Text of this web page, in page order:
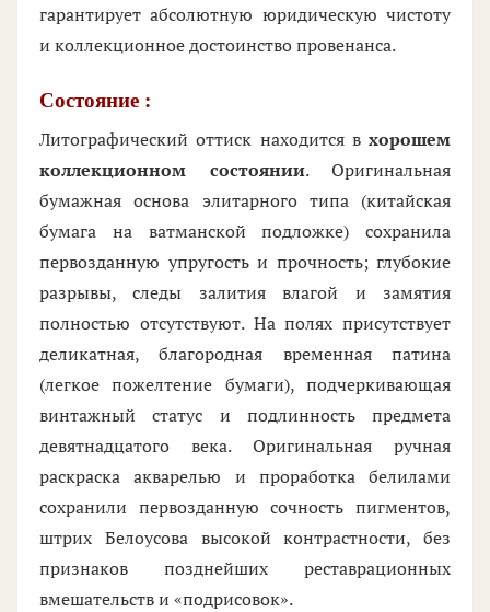
гарантирует абсолютную юридическую чистоту
и коллекционное достоинство провенанса.
Состояние :
Литографический оттиск находится в хорошем
коллекционном состоянии. Оригинальная
бумажная основа элитарного типа (китайская
бумага на ватманской подложке) сохранила
первозданную упругость и прочность; глубокие
разрывы, следы залития влагой и замятия
полностью отсутствуют. На полях присутствует
деликатная, благородная временная патина
(легкое пожелтение бумаги), подчеркивающая
винтажный статус и подлинность предмета
девятнадцатого века. Оригинальная ручная
раскраска акварелью и проработка белилами
сохранили первозданную сочность пигментов,
штрих Белоусова высокой контрастности, без
признаков позднейших реставрационных
вмешательств и «подрисовок».